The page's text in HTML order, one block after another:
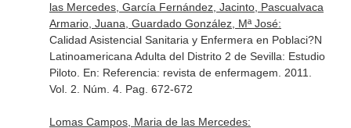
las Mercedes, García Fernández, Jacinto, Pascualvaca
Armario, Juana, Guardado González, Mª José:
Calidad Asistencial Sanitaria y Enfermera en Poblaci?N
Latinoamericana Adulta del Distrito 2 de Sevilla: Estudio
Piloto. En: Referencia: revista de enfermagem . 2011.
Vol. 2. Núm. 4. Pag. 672-672
Lomas Campos, Maria de las Mercedes: